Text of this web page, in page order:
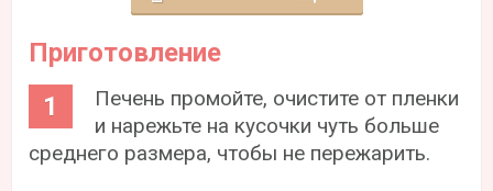
Приготовление
Печень промойте, очистите от пленки
и нарежьте на кусочки чуть больше
среднего размера, чтобы не пережарить.